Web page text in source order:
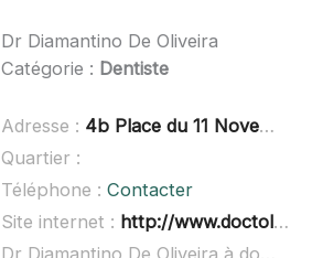
Dr Diamantino De Oliveira
Catégorie : Dentiste
Adresse : 4b Place du 11 Novembre 1918, 34560 Poussan
Quartier :
Téléphone : Contacter
Site internet : http://www.doctolib.fr/dentiste/poussan/diamantino-de-oliveira